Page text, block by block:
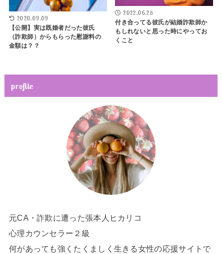
2020.09.09
【公開】実は既婚者だった彼氏
（詐欺師）からもらった慰謝料の
金額は？？
2022.06.25
付き合ってる彼氏が結婚詐欺師か
もしれないと思った時にやってお
くこと
profile
元CA・詐欺に遭った張本人ヒカリコ
心理カウンセラー２級
何があっても強くたくましく生きる女性の応援サイトで